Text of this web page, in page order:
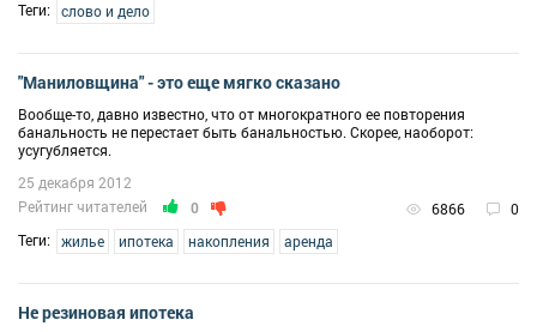
Теги: слово и дело
"Маниловщина" - это еще мягко сказано
Вообще-то, давно известно, что от многократного ее повторения
банальность не перестает быть банальностью. Скорее, наоборот:
усугубляется.
Рейтинг читателей 0 6866 0
25 декабря 2012
Теги: жилье ипотека накопления аренда
Не резиновая ипотека